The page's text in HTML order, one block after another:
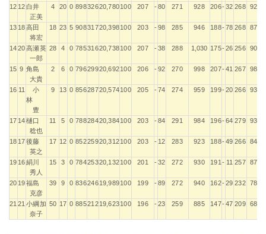
12 12白井
正美
4 20 0 89832620,780100 207 -80 271 928 206-32 268 928
13 18高田
将宏
18 23 5 90831720,398100 203 -98 285 946 188-78 268 876
1420高瀬英
一郎
28 4 0 78531620,738100 207 -38 288 1,030 175-26 256 902
15 9 角島
大貴
2 6 0 79629920,692100 206 -92 270 998 207-41 267 986
16 11
小
林
豊
9 13 0 85628720,574100 205 -74 274 959 199-20 266 939
17 14樋口
稔也
11 5 0 78828420,384100 203 -84 291 984 196-64 279 936
18 17後藤
英之
17 12 0 85225920,312100 203 - 12 283 923 188-49 266 841
19 16絹川
秀人
15 3 0 78425320,132100 201 -32 272 930 191 - 11 257 870
20 19福島
克彦
39 9 0 83624619,989100 199 -89 272 940 162-29 232 784
21 21 小綱加
奈子
50 17 0 88521219,623100 196 -23 259 885 147-47 209 685